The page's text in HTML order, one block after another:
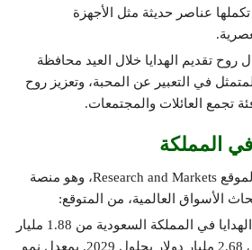
تكملها عناصر حديثة مثل الأجهزة
روح تقديم الهدايا خلال العيد محافظة
في التعبير عن المحبة، وتعزيز روح
تجمع العائلات والمجتمعات.
المملكة
وفق دراسة بحثية جديدة لموقع Research and Markets، وهو منصة
الأسواق العالمية، من المتوقع:
نمو سوق بطاقات الهدايا في المملكة السعودية من 1.88 مليار
دولار عام 2025 إلى 2.68 مليار دولار بحلول 2029. بمعدل نمو